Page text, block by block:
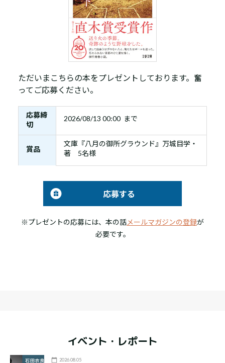
ただいまこちらの本をプレゼントしております。奮
ってご応募ください。
応募締
切
2026/08/13 00:00 まで
賞品
文庫『八月の御所グラウンド』万城目学・
著 5名様
応募する
※プレゼントの応募には、本の話メールマガジンの登録が
必要です。
イベント・レポート
2026.08.05